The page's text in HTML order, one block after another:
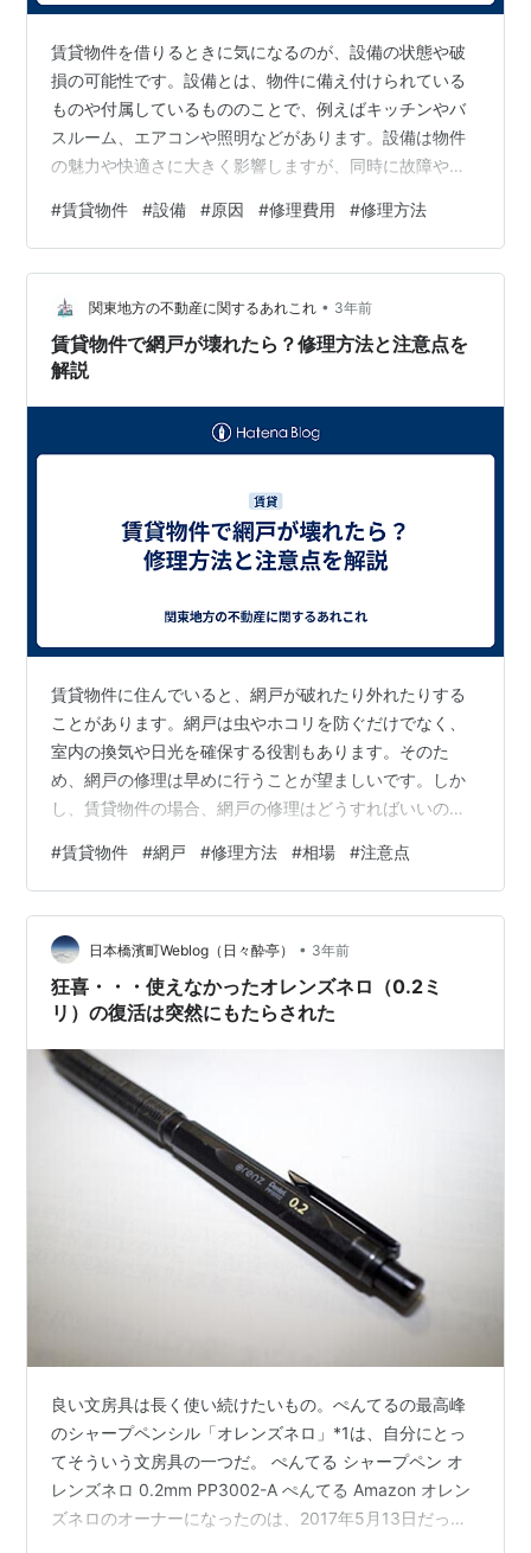
賃貸物件を借りるときに気になるのが、設備の状態や破
損の可能性です。設備とは、物件に備え付けられている
ものや付属しているもののことで、例えばキッチンやバ
スルーム、エアコンや照明などがあります。設備は物件
の魅力や快適さに大きく影響しますが、同時に故障や損
の設備と破損について、以下の5つのポイントに分けて詳
しく解説します。 賃貸物件の設備の破損の原因と対策 賃
貸物件の設備が破損する原因はさまざまですが、大きく
分けると自然災害や老朽化、使用方法の誤りなどが挙げ
られます。自然災害は予測できないものですが、地震や
台風などによって窓ガラスが割れたり、屋根や壁…
#賃貸物件 #設備 #原因 #修理費用 #修理方法
関東地方の不動産に関するあれこれ • 3年前
賃貸物件で網戸が壊れたら？修理方法と注意点を
解説
賃貸物件に住んでいると、網戸が破れたり外れたりする
ことがあります。網戸は虫やホコリを防ぐだけでなく、
室内の換気や日光を確保する役割もあります。そのた
め、網戸の修理は早めに行うことが望ましいです。しか
し、賃貸物件の場合、網戸の修理はどうすればいいので
ついて、種類やメリット・デメリット、費用や節約のコ
ツ、注意点やトラブル回避の方法などを詳しくご紹介し
ます。 網戸の修理方法の種類とメリット・デメリット 賃
貸物件の網戸の修理方法には、大きく分けて自分で修理
する方法と専門業者に依頼する方法があります。それぞ
れの方法にはメリットとデメリットがありますので、…
#賃貸物件 #網戸 #修理方法 #相場 #注意点
日本橋濱町Weblog（日々酔亭） • 3年前
狂喜・・・使えなかったオレンズネロ（0.2ミ
リ）の復活は突然にもたらされた
良い文房具は長く使い続けたいもの。ぺんてるの最高峰
のシャープペンシル「オレンズネロ」*1は、自分にとっ
てそういう文房具の一つだ。 ぺんてる シャープペン オ
レンズネロ 0.2mm PP3002-A ぺんてる Amazon オレン
ズネロのオーナーになったのは、2017年5月13日だっ